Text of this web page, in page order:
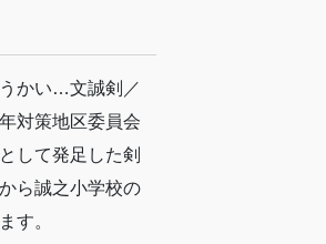
かい…文誠剣／
対策地区委員会
して発足した剣
ら誠之小学校の
す。